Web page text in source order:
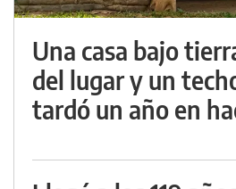
Una casa bajo
del lugar y un
tardó un año en